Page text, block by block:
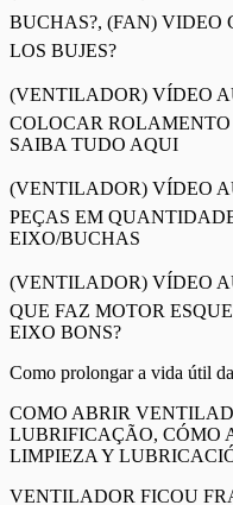
BUCHAS?, (FAN) VIDEO
LOS BUJES?
(VENTILADOR) VÍDEO
COLOCAR
SAIBA TUDO AQUI
(VENTILADOR) VÍDEO
PEÇAS EM
EIXO/BUCHAS
(VENTILADOR) VÍDEO
QUE FAZ MOTOR
EIXO BONS?
Como prolongar a vida útil
COMO ABRIR
LUBRIFICAÇÃO, CÓMO
LIMPIEZA Y
VENTILADOR FICOU